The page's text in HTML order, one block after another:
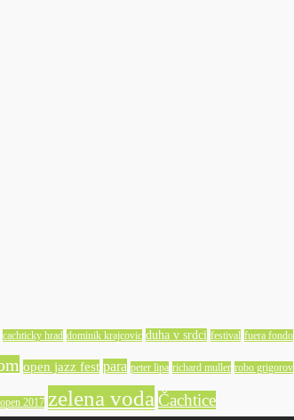
cachticky hrad dominik krajcovic duha v srdci festival fuera fondo
open jazz fest para peter lipa richard muller robo grigorov
2017 zelena voda Čachtice